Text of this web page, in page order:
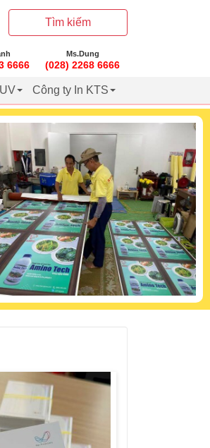
Tìm kiếm
6666
Ms.Dung
(028) 2268 6666
Công ty In KTS